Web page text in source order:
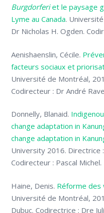
Burgdorferiet le paysage
Lyme au Canada.
Dr Nicholas H. Ogden.
Aenishaenslin, Cécile.
facteurs sociaux et
Université de Montréal,
Codirecteur : Dr André
Donnelly, Blanaid.
change adaptation in
change adaptation in
University 2016. Directrice
Codirecteur : Pascal Michel.
Haine, Denis. Réforme des
Université de Montréal,
Dubuc. Codirectrice : Dre